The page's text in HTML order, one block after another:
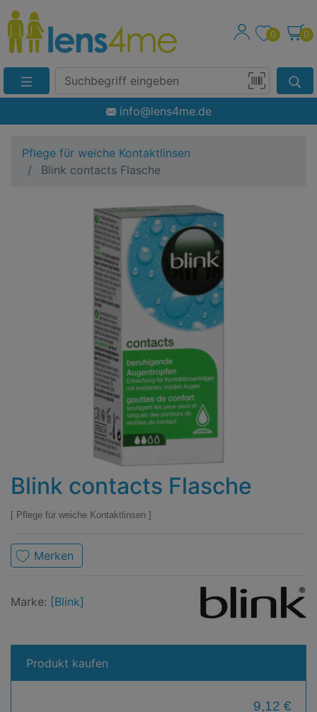
Suche
Eingabefeld
Produktsuche
Scan
0 0
info@lens4me.de
Pflege für weiche Kontaktlinsen
Blink contacts Flasche
Blink contacts Flasche
Pflege für weiche Kontaktlinsen
Merken
Marke: [Blink]
Marke
Blink
Produkt kaufen
9,12 €